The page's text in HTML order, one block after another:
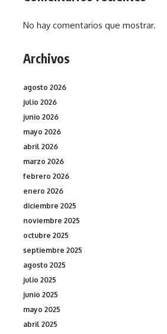
No hay comentarios que mostrar.
Archivos
agosto 2026
julio 2026
junio 2026
mayo 2026
abril 2026
marzo 2026
febrero 2026
enero 2026
diciembre 2025
noviembre 2025
octubre 2025
septiembre 2025
agosto 2025
julio 2025
junio 2025
mayo 2025
abril 2025